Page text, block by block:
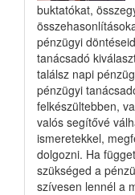
buktatókat,
pénzügyi
tanácsadó
találsz napi
pénzügyi
felkészültebben,
valós segítővé
ismeretekkel,
dolgozni. Ha
szükséged a
szívesen lennél a